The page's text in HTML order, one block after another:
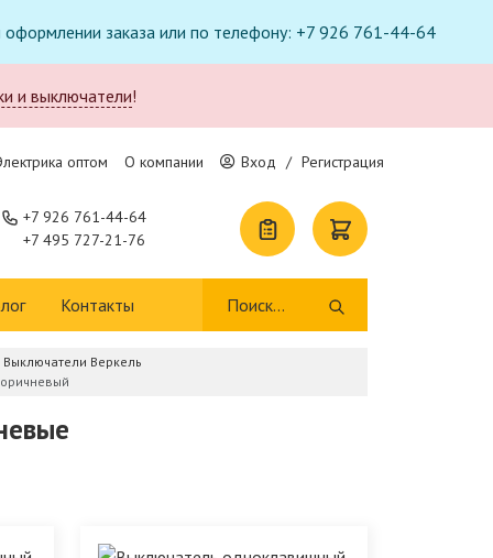
оформлении заказа или по телефону: +7 926 761-44-64
и выключатели!
оптом О компании Вход / Регистрация
+7 926 761-44-64
+7 495 727-21-76
Контакты
Выключатели Веркель